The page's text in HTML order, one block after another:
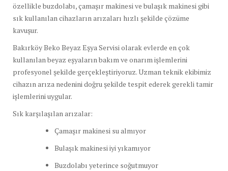
özellikle buzdolabı,çamaşır makinesi ve bulaşık makinesi gibi
sık kullanılan cihazların arızaları hızlı şekilde çözüme
kavuşur.
BakırköyBeko Beyaz Eşya Servisi olarakevlerde en çok
kullanılan beyaz eşyaların bakım ve onarım işlemlerini
profesyonel şekilde gerçekleştiriyoruz.Uzman teknikekibimiz
cihazın arıza nedenini doğru şekilde tespit ederekgerekli tamir
işlemlerini uygular.
Sık karşılaşılan arızalar:
Çamaşır makinesi su almıyor
Bulaşık makinesi iyi yıkamıyor
Buzdolabı yeterince soğutmuyor